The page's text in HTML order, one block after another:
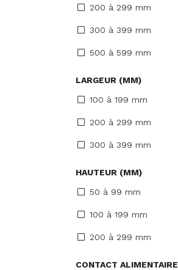
200 à 299 mm
300 à 399 mm
500 à 599 mm
LARGEUR (MM)
100 à 199 mm
200 à 299 mm
300 à 399 mm
HAUTEUR (MM)
50 à 99 mm
100 à 199 mm
200 à 299 mm
CONTACT ALIMENTAIRE